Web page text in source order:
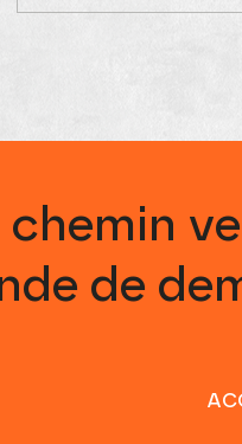
chemin
de